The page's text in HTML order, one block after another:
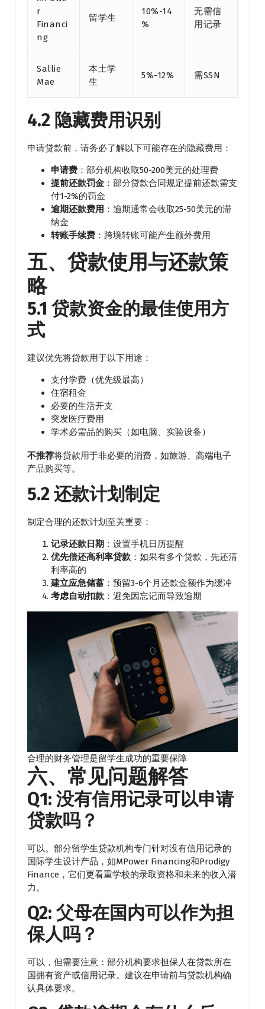
r
Financi
ng
留学生
10%-14
%
无需信
用记录
Sallie
Mae
本土学
生
5%-12% 需SSN
4.2 隐藏费用识别
申请贷款前，请务必了解以下可能存在的隐藏费用：
申请费 ：部分机构收取50-200美元的处理费
提前还款罚金 ：部分贷款合同规定提前还款需支
付1-2%的罚金
逾期还款费用 ：逾期通常会收取25-50美元的滞
纳金
转账手续费 ：跨境转账可能产生额外费用
五、贷款使用与还款策
略
5.1 贷款资金的最佳使用方
式
建议优先将贷款用于以下用途：
支付学费（优先级最高）
住宿租金
必要的生活开支
突发医疗费用
学术必需品的购买（如电脑、实验设备）
不推荐将贷款用于非必要的消费，如旅游、高端电子
产品购买等。
5.2 还款计划制定
制定合理的还款计划至关重要：
记录还款日期 ：设置手机日历提醒
优先偿还高利率贷款 ：如果有多个贷款，先还清
利率高的
建立应急储蓄 ：预留3-6个月还款金额作为缓冲
考虑自动扣款 ：避免因忘记而导致逾期
合理的财务管理是留学生成功的重要保障
六、常见问题解答
Q1: 没有信用记录可以申请
贷款吗？
可以。部分留学生贷款机构专门针对没有信用记录的
国际学生设计产品，如MPower Financing和Prodigy
Finance，它们更看重学校的录取资格和未来的收入潜
力。
Q2: 父母在国内可以作为担
保人吗？
可以，但需要注意：部分机构要求担保人在贷款所在
国拥有资产或信用记录。建议在申请前与贷款机构确
认具体要求。